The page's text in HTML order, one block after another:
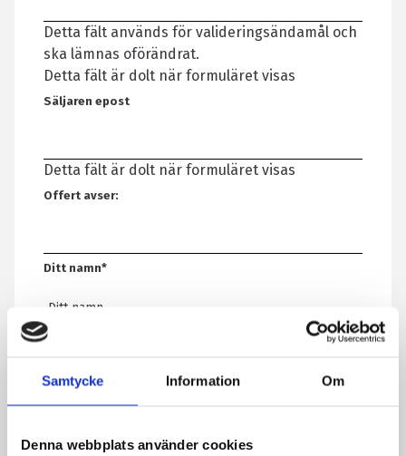
Samtycke Information Om
Denna webbplats använder cookies
Detta fält används för valideringsändamål och
ska lämnas oförändrat.
Detta fält är dolt när formuläret visas
Säljaren epost
Detta fält är dolt när formuläret visas
Offert avser:
Ditt namn*
E-post